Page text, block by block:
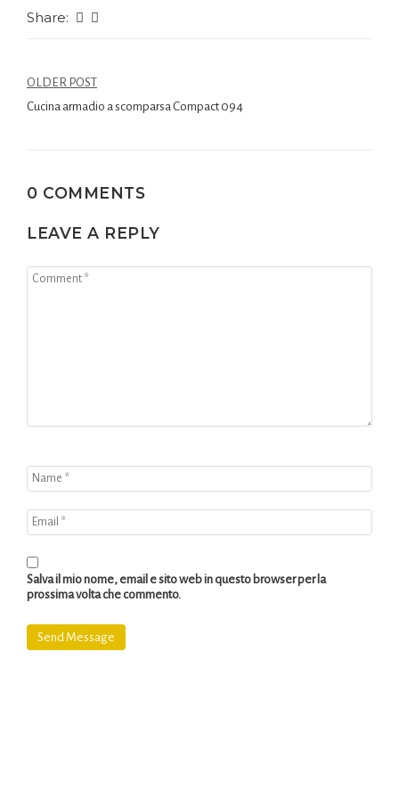
Share:
OLDER POST
Cucina armadio a scomparsa Compact 094
0 COMMENTS
LEAVE A REPLY
Salva il mio nome, email e sito web in questo browser per la
prossima volta che commento.